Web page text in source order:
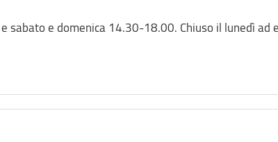
e domenica 14.30-18.00. Chiuso il lunedì ad